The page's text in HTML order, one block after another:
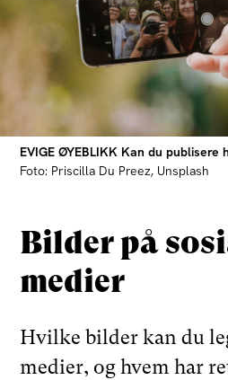
Bilder på
medier
Hvilke bilder kan du
medier, og hvem har
EVIGE ØYEBLIKK Kan du publisere
Foto: Priscilla Du Preez, Unsplash